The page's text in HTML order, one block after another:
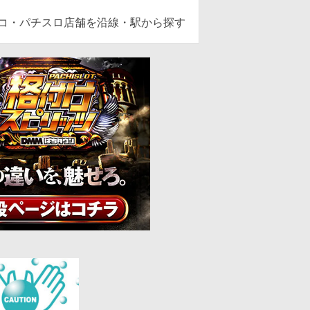
・パチスロ店舗を沿線・駅から探す